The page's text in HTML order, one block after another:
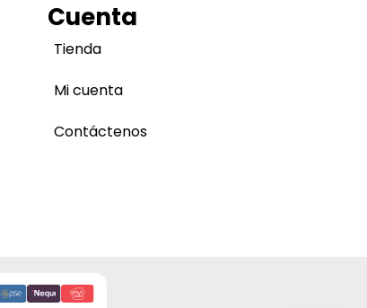
Cuenta
Tienda
Mi cuenta
Contáctenos